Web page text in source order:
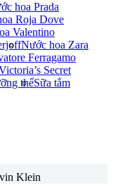
hoa Prada
Roja Dove
Valentino
Nước hoa Zara
Ferragamo
Secret
thểSữa tắm
Klein